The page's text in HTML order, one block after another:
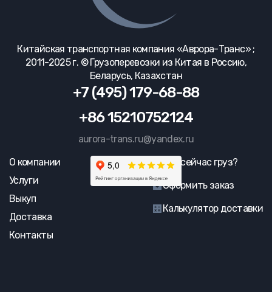
Китайская транспортная компания «Аврора-Транс» ;
2011-2025 г. © Грузоперевозки из Китая в Россию,
Беларусь, Казахстан
+7 (495) 179-68-88
+86 15210752124
aurora-trans.ru@yandex.ru
О компании
Услуги
Выкуп
Доставка
Контакты
Где сейчас груз?
Оформить заказ
Калькулятор доставки